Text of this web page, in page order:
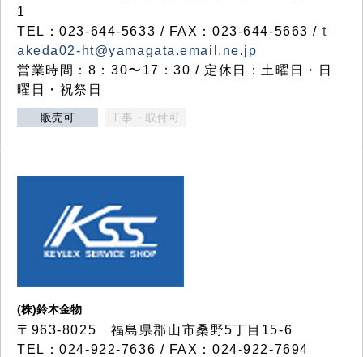
1
TEL：023-644-5633 / FAX：023-644-5663 / t
akeda02-ht@yamagata.email.ne.jp
営業時間：8：30〜17：30 / 定休日：土曜日・日
曜日・祝祭日
販売可 工事・取付可
(株)鈴木金物
〒963-8025 福島県郡山市桑野5丁目15-6
TEL：024-922-7636 / FAX：024-922-7694